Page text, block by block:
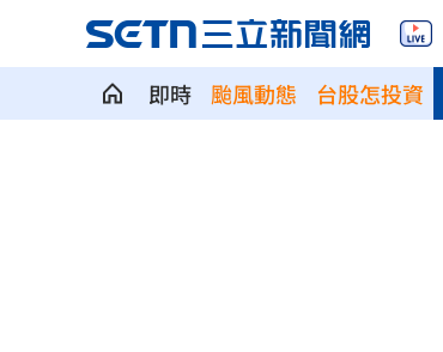
即時 颱風動態 台股怎投資